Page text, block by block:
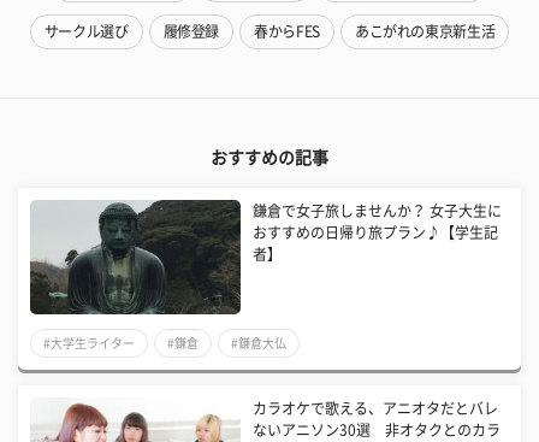
サークル選び 履修登録 春からFES あこがれの東京新生活
おすすめの記事
鎌倉で女子旅しませんか？ 女子大生に
おすすめの日帰り旅プラン♪【学生記
者】
#大学生ライター #鎌倉 #鎌倉大仏
カラオケで歌える、アニオタだとバレ
ないアニソン30選 非オタクとのカラ